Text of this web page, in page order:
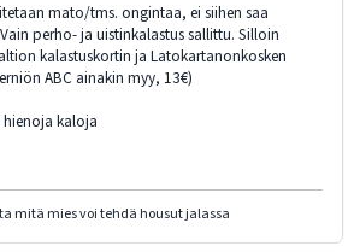
mato/tms. ongintaa, ei siihen saa
perho- ja uistinkalastus sallittu. Silloin
kalastuskortin ja Latokartanonkosken
ABC ainakin myy, 13€)
kaloja
mitä mies voi tehdä housut jalassa